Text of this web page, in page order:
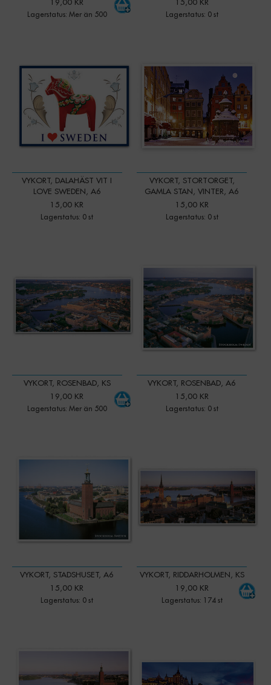
Lagerstatus: Mer än 500 Lagerstatus: 0 st
VYKORT, DALAHÄST VIT I
LOVE SWEDEN, A6
15,00 KR
Lagerstatus: 0 st
VYKORT, STORTORGET,
GAMLA STAN, VINTER, A6
15,00 KR
Lagerstatus: 0 st
VYKORT, ROSENBAD, KS
19,00 KR
Lagerstatus: Mer än 500
VYKORT, ROSENBAD, A6
15,00 KR
Lagerstatus: 0 st
VYKORT, STADSHUSET, A6
15,00 KR
Lagerstatus: 0 st
VYKORT, RIDDARHOLMEN, KS
19,00 KR
Lagerstatus: 174 st